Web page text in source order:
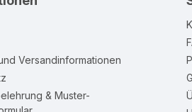
Versandinformationen
& Muster-